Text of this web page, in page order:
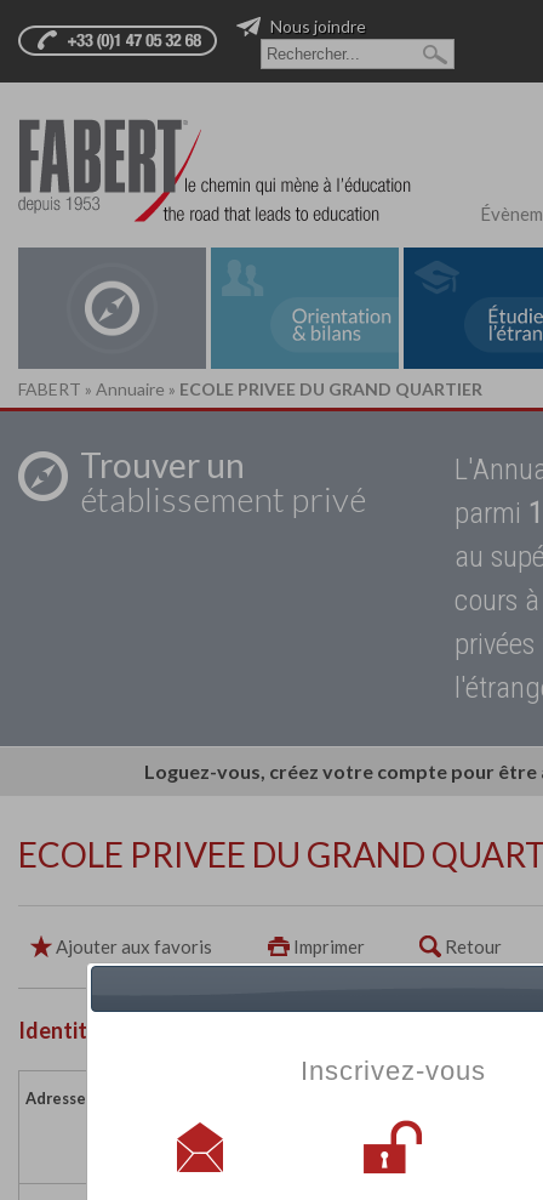
Nous joindre
FABERT » Annuaire » ECOLE PRIVEE DU GRAND QUARTIER
Trouver un
établissement privé
parmi
au
cours
Loguez-vous, créez votre compte pour
ECOLE PRIVEE DU GRAND
Ajouter aux favoris Imprimer Retour
Identité de l'établissement
Adresse :
Inscrivez-vous